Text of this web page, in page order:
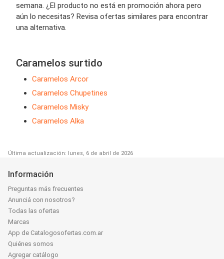
semana. ¿El producto no está en promoción ahora pero
aún lo necesitas? Revisa ofertas similares para encontrar
una alternativa.
Caramelos surtido
Caramelos Arcor
Caramelos Chupetines
Caramelos Misky
Caramelos Alka
Última actualización: lunes, 6 de abril de 2026
Información
Preguntas más frecuentes
Anunciá con nosotros?
Todas las ofertas
Marcas
App de Catalogosofertas.com.ar
Quiénes somos
Agregar catálogo